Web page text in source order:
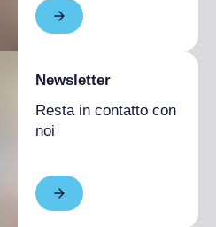
Newsletter
Resta in contatto con
noi